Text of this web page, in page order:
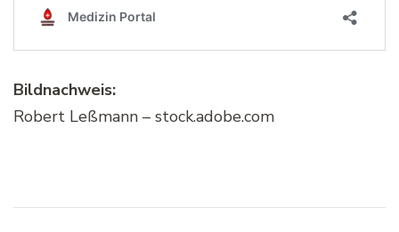
Bildnachweis:
Robert Leßmann – stock.adobe.com